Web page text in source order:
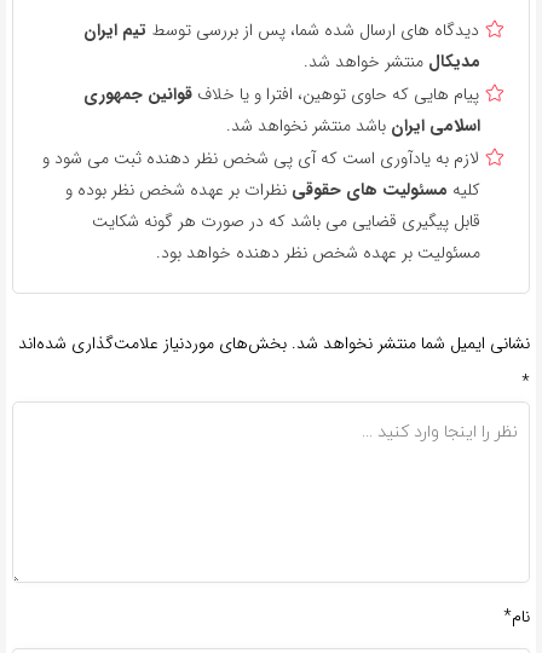
دیدگاه های ارسال شده شما، پس از بررسی توسط تیم ایران
مدیکال منتشر خواهد شد.
پیام هایی که حاوی توهین، افترا و یا خلاف قوانین جمهوری
اسلامی ایران باشد منتشر نخواهد شد.
لازم به یادآوری است که آی پی شخص نظر دهنده ثبت می شود و
کلیه مسئولیت های حقوقی نظرات بر عهده شخص نظر بوده و
قابل پیگیری قضایی می باشد که در صورت هر گونه شکایت
مسئولیت بر عهده شخص نظر دهنده خواهد بود.
نشانی ایمیل شما منتشر نخواهد شد. بخش‌های موردنیاز علامت‌گذاری شده‌اند
*
نام*